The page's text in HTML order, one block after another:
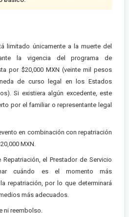
limitado únicamente a la muerte del
la vigencia del programa de
por $20,000 MXN (veinte mil pesos
de curso legal en los Estados
Si existiera algún excedente, este
por el familiar o representante legal
en combinación con repatriación
MXN.
el Prestador de Servicio
cuándo es el momento más
repatriación, por lo que determinará
más adecuados.
ni reembolso.